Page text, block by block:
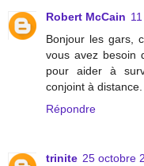
Robert McCain
Bonjour les gars,
vous avez besoin
pour aider à
conjoint à distance.
Répondre
trinite 25 octobre